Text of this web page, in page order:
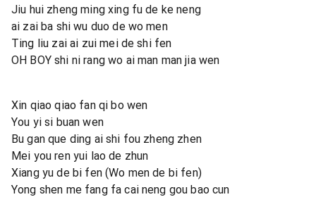
Jiu hui zheng ming xing fu de ke neng
ai zai ba shi wu duo de wo men
Ting liu zai ai zui mei de shi fen
OH BOY shi ni rang wo ai man man jia wen
Xin qiao qiao fan qi bo wen
You yi si buan wen
Bu gan que ding ai shi fou zheng zhen
Mei you ren yui lao de zhun
Xiang yu de bi fen (Wo men de bi fen)
Yong shen me fang fa cai neng gou bao cun